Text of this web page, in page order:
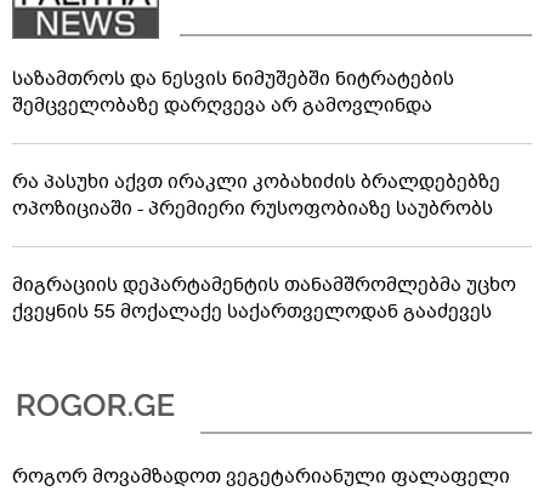
საზამთროს და ნესვის ნიმუშებში ნიტრატების
შემცველობაზე დარღვევა არ გამოვლინდა
რა პასუხი აქვთ ირაკლი კობახიძის ბრალდებებზე
ოპოზიციაში - პრემიერი რუსოფობიაზე საუბრობს
მიგრაციის დეპარტამენტის თანამშრომლებმა უცხო
ქვეყნის 55 მოქალაქე საქართველოდან გააძევეს
როგორ მოვამზადოთ ვეგეტარიანული ფალაფელი